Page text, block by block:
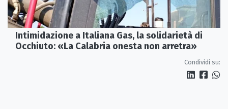
Intimidazione a Italiana Gas, la solidarietà di
Occhiuto: «La Calabria onesta non arretra»
Condividi su: